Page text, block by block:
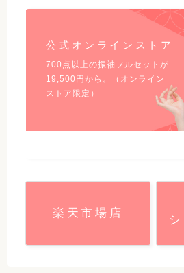
公式オンラインストア
700点以上の振袖フルセットが
19,500 円から。（オンライン
ストア限定）
楽天市場店